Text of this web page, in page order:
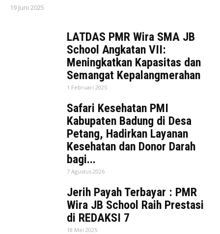
19 Juni 2025
LATDAS PMR Wira SMA JB
School Angkatan VII:
Meningkatkan Kapasitas dan
Semangat Kepalangmerahan
1 Februari 2025
Safari Kesehatan PMI
Kabupaten Badung di Desa
Petang, Hadirkan Layanan
Kesehatan dan Donor Darah
bagi...
7 Agustus 2026
Jerih Payah Terbayar : PMR
Wira JB School Raih Prestasi
di REDAKSI 7
18 Mei 2025